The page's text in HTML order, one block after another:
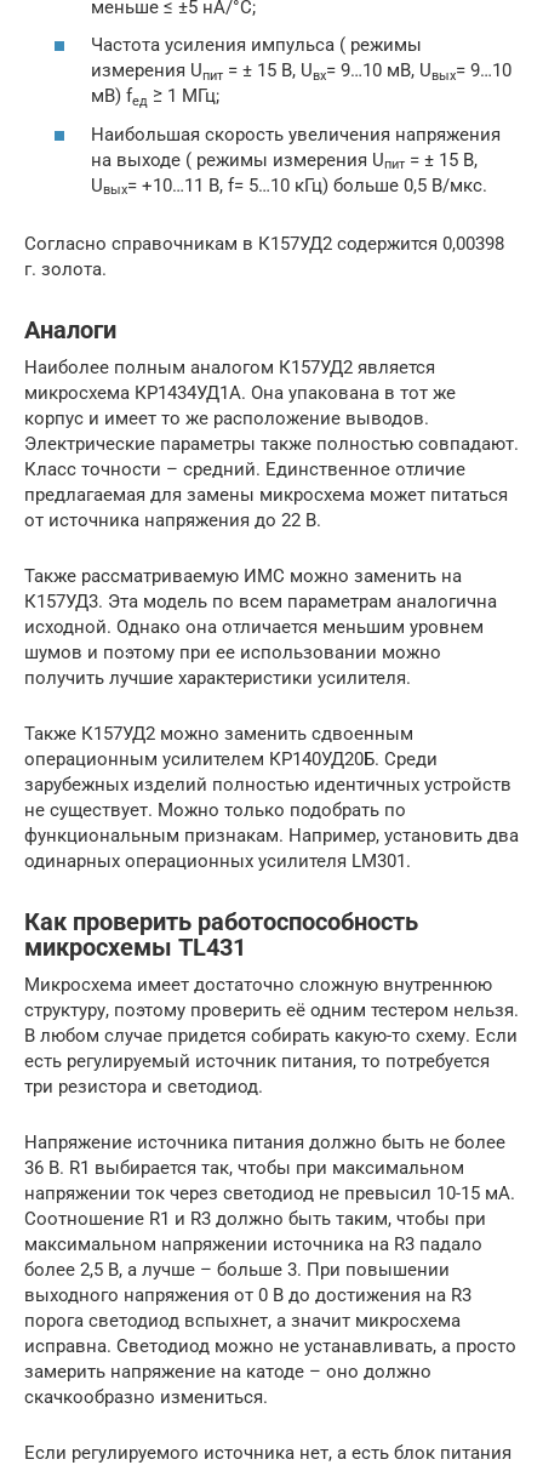
меньше ≤ ±5 нА/°C;
Частота усиления импульса ( режимы
измерения Uпит = ± 15 В, Uвх= 9…10 мВ, Uвых= 9…10
мВ) fед ≥ 1 МГц;
Наибольшая скорость увеличения напряжения
на выходе ( режимы измерения Uпит = ± 15 В,
Uвых= +10…11 В, f= 5…10 кГц) больше 0,5 В/мкс.
Согласно справочникам в К157УД2 содержится 0,00398
г. золота.
Аналоги
Наиболее полным аналогом К157УД2 является
микросхема КР1434УД1А. Она упакована в тот же
корпус и имеет то же расположение выводов.
Электрические параметры также полностью совпадают.
Класс точности – средний. Единственное отличие
предлагаемая для замены микросхема может питаться
от источника напряжения до 22 В.
Также рассматриваемую ИМС можно заменить на
К157УД3. Эта модель по всем параметрам аналогична
исходной. Однако она отличается меньшим уровнем
шумов и поэтому при ее использовании можно
получить лучшие характеристики усилителя.
Также К157УД2 можно заменить сдвоенным
операционным усилителем КР140УД20Б. Среди
зарубежных изделий полностью идентичных устройств
не существует. Можно только подобрать по
функциональным признакам. Например, установить два
одинарных операционных усилителя LM301.
Как проверить работоспособность
микросхемы TL431
Микросхема имеет достаточно сложную внутреннюю
структуру, поэтому проверить её одним тестером нельзя.
В любом случае придется собирать какую-то схему. Если
есть регулируемый источник питания, то потребуется
три резистора и светодиод.
Напряжение источника питания должно быть не более
36 В. R1 выбирается так, чтобы при максимальном
напряжении ток через светодиод не превысил 10-15 мА.
Соотношение R1 и R3 должно быть таким, чтобы при
максимальном напряжении источника на R3 падало
более 2,5 В, а лучше – больше 3. При повышении
выходного напряжения от 0 В до достижения на R3
порога светодиод вспыхнет, а значит микросхема
исправна. Светодиод можно не устанавливать, а просто
замерить напряжение на катоде – оно должно
скачкообразно измениться.
Если регулируемого источника нет, а есть блок питания